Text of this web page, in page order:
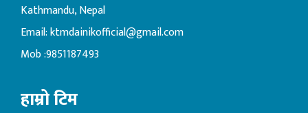
Kathmandu, Nepal
Email:ktmdainikofficial@gmail.com
Mob :9851187493
हाम्रो टिम